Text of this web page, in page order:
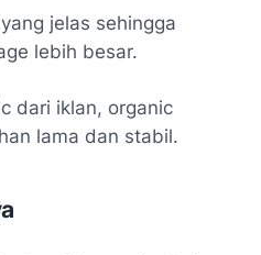
jelas sehingga
lebih besar.
dari iklan, organic
lama dan stabil.